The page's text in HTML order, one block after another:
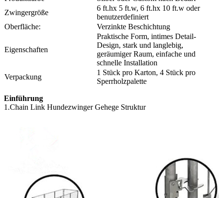
Zwingergröße
6 ft.hx 5 ft.w, 6 ft.hx 10 ft.w oder
benutzerdefiniert
Oberfläche:
Verzinkte Beschichtung
Eigenschaften
Praktische Form, intimes Detail-
Design, stark und langlebig,
geräumiger Raum, einfache und
schnelle Installation
Verpackung
1 Stück pro Karton, 4 Stück pro
Sperrholzpalette
Einführung
1.Chain Link Hundezwinger Gehege Struktur